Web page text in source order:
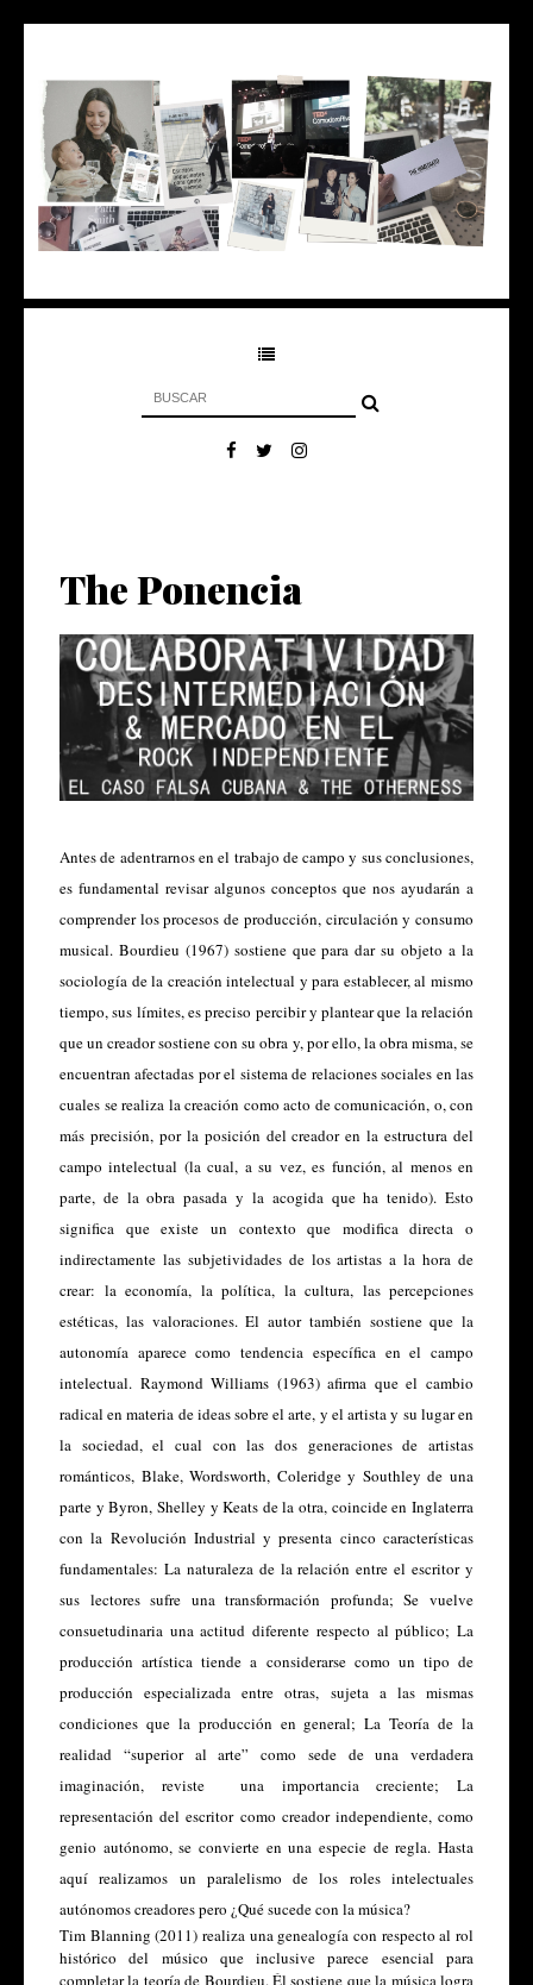
The Ponencia
Antes de adentrarnos en el trabajo de campo y sus conclusiones,
es fundamental revisar algunos conceptos que nos ayudarán a
comprender los procesos de producción, circulación y consumo
musical. Bourdieu (1967) sostiene que para dar su objeto a la
sociología de la creación intelectual y para establecer, al mismo
tiempo, sus límites, es preciso percibir y plantear que la relación
que un creador sostiene con su obra y, por ello, la obra misma, se
encuentran afectadas por el sistema de relaciones sociales en las
cuales se realiza la creación como acto de comunicación, o, con
más precisión, por la posición del creador en la estructura del
campo intelectual (la cual, a su vez, es función, al menos en
parte, de la obra pasada y la acogida que ha tenido). Esto
significa que existe un contexto que modifica directa o
indirectamente las subjetividades de los artistas a la hora de
crear: la economía, la política, la cultura, las percepciones
estéticas, las valoraciones. El autor también sostiene que la
autonomía aparece como tendencia específica en el campo
intelectual. Raymond Williams (1963) afirma que el cambio
radical en materia de ideas sobre el arte, y el artista y su lugar en
la sociedad, el cual con las dos generaciones de artistas
románticos, Blake, Wordsworth, Coleridge y Southley de una
parte y Byron, Shelley y Keats de la otra, coincide en Inglaterra
con la Revolución Industrial y presenta cinco características
fundamentales: La naturaleza de la relación entre el escritor y
sus lectores sufre una transformación profunda; Se vuelve
consuetudinaria una actitud diferente respecto al público; La
producción artística tiende a considerarse como un tipo de
producción especializada entre otras, sujeta a las mismas
condiciones que la producción en general; La Teoría de la
realidad “superior al arte” como sede de una verdadera
imaginación, reviste  una importancia creciente; La
representación del escritor como creador independiente, como
genio autónomo, se convierte en una especie de regla. Hasta
aquí realizamos un paralelismo de los roles intelectuales
autónomos creadores pero ¿Qué sucede con la música?
Tim Blanning (2011) realiza una genealogía con respecto al rol
histórico del músico que inclusive parece esencial para
completar la teoría de Bourdieu. Él sostiene que la música logra